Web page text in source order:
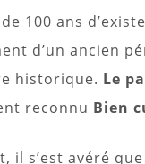
100 ans
d’un ancien
historique. Le
reconnu Bien
il s’est avéré